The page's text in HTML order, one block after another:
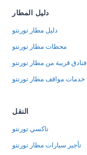
دليل المطار
دليل مطار تورنتو
محطات مطار تورنتو
فنادق قريبة من مطار تورنتو
خدمات مواقف مطار تورنتو
النقل
تاكسي تورنتو
تأجير سيارات مطار تورنتو